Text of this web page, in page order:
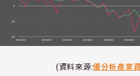
(資料來源:優分析產業